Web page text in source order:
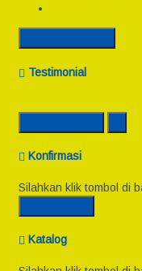
Testimonial
Konfirmasi
Silahkan klik tombol di
Katalog